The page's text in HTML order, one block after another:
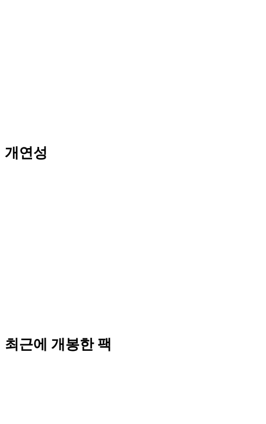
개연성
최근에 개봉한 팩